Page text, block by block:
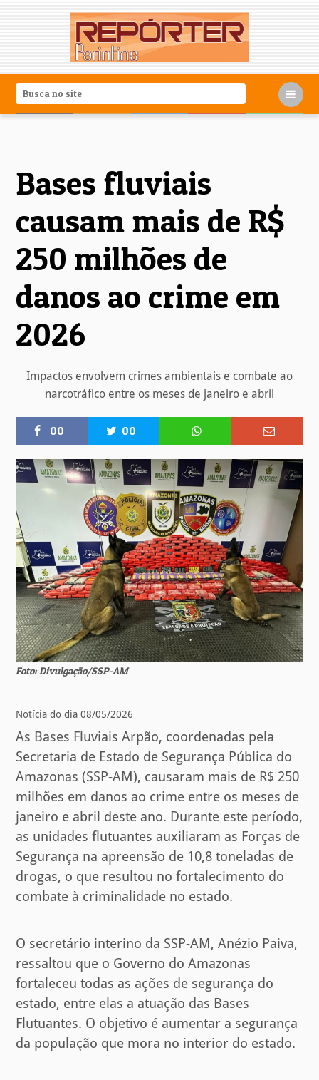
Bases fluviais
causam mais de R$
250 milhões de
danos ao crime em
2026
Impactos envolvem crimes ambientais e combate ao
narcotráfico entre os meses de janeiro e abril
00 00
Foto: Divulgação/SSP-AM
Notícia do dia 08/05/2026
As Bases Fluviais Arpão, coordenadas pela
Secretaria de Estado de Segurança Pública do
Amazonas (SSP-AM), causaram mais de R$ 250
milhões em danos ao crime entre os meses de
janeiro e abril deste ano. Durante este período,
as unidades flutuantes auxiliaram as Forças de
Segurança na apreensão de 10,8 toneladas de
drogas, o que resultou no fortalecimento do
combate à criminalidade no estado.
O secretário interino da SSP-AM, Anézio Paiva,
ressaltou que o Governo do Amazonas
fortaleceu todas as ações de segurança do
estado, entre elas a atuação das Bases
Flutuantes. O objetivo é aumentar a segurança
da população que mora no interior do estado.